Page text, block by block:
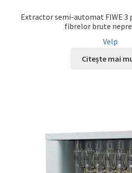
Extractor semi-automat FIWE 3
fibrelor brute
Velp
Citește mai